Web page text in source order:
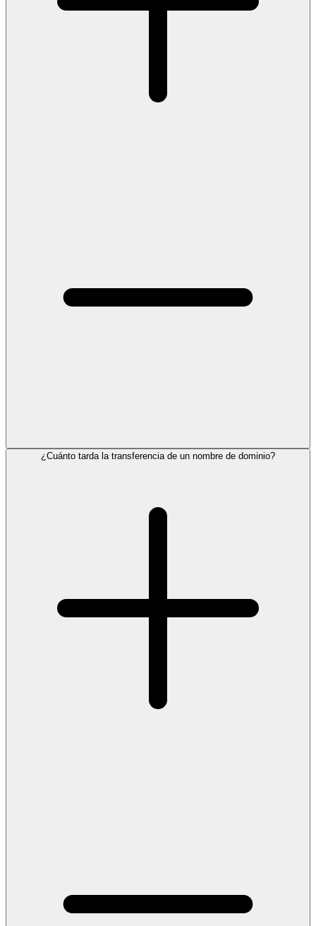
¿Cuánto tarda la transferencia de un nombre de dominio?